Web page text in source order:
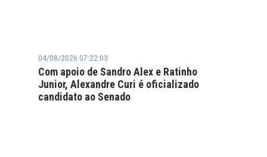
04/08/2026 07:22:03
Com apoio de Sandro Alex e Ratinho
Junior, Alexandre Curi é oficializado
candidato ao Senado